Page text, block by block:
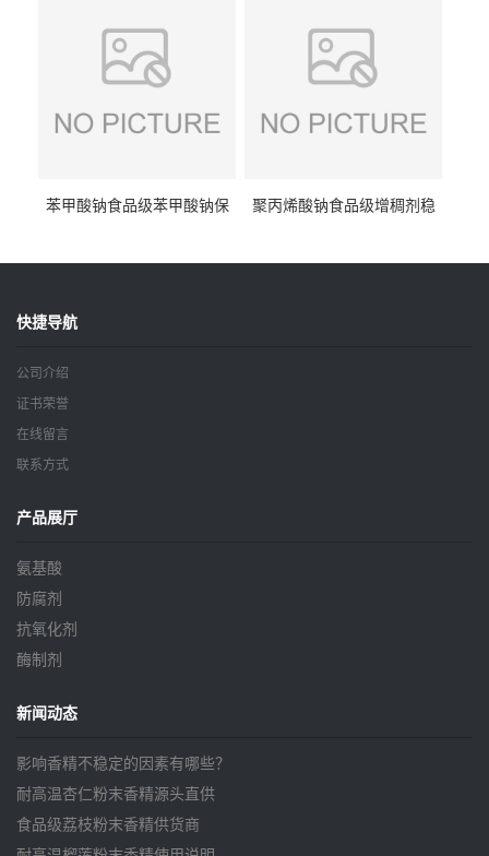
苯甲酸钠食品级苯甲酸钠保
聚丙烯酸钠食品级增稠剂稳
快捷导航
公司介绍
证书荣誉
在线留言
联系方式
产品展厅
氨基酸
防腐剂
抗氧化剂
酶制剂
新闻动态
影响香精不稳定的因素有哪些？
耐高温杏仁粉末香精源头直供
食品级荔枝粉末香精供货商